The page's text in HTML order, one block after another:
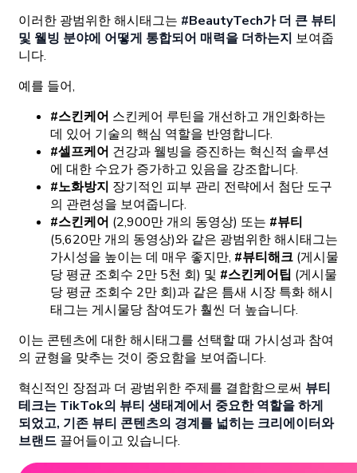
이러한 광범위한 해시태그는 #BeautyTech가 더 큰 뷰티
및 웰빙 분야에 어떻게 통합되어 매력을 더하는지 보여줍
니다.
예를 들어,
#스킨케어 스킨케어 루틴을 개선하고 개인화하는
데 있어 기술의 핵심 역할을 반영합니다.
#셀프케어 건강과 웰빙을 증진하는 혁신적 솔루션
에 대한 수요가 증가하고 있음을 강조합니다.
#노화방지 장기적인 피부 관리 전략에서 첨단 도구
의 관련성을 보여줍니다.
#스킨케어 (2,900만 개의 동영상) 또는 #뷰티
(5,620만 개의 동영상)와 같은 광범위한 해시태그는
가시성을 높이는 데 매우 좋지만, #뷰티해크 (게시물
당 평균 조회수 2만 5천 회) 및 #스킨케어팁 (게시물
당 평균 조회수 2만 회)과 같은 틈새 시장 특화 해시
태그는 게시물당 참여도가 훨씬 더 높습니다.
이는 콘텐츠에 대한 해시태그를 선택할 때 가시성과 참여
의 균형을 맞추는 것이 중요함을 보여줍니다.
혁신적인 장점과 더 광범위한 주제를 결합함으로써 뷰티
테크는 TikTok의 뷰티 생태계에서 중요한 역할을 하게
되었고, 기존 뷰티 콘텐츠의 경계를 넓히는 크리에이터와
브랜드 끌어들이고 있습니다.